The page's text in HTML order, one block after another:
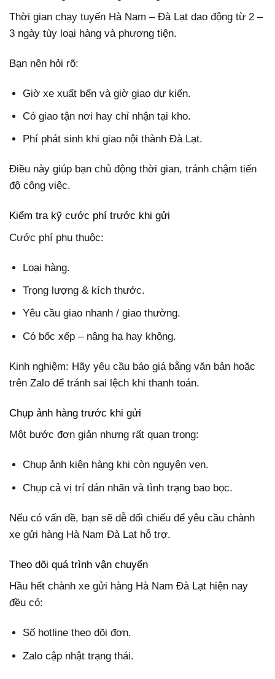
Thời gian chạy tuyến Hà Nam – Đà Lạt dao động từ 2 –
3 ngày tùy loại hàng và phương tiện.
Bạn nên hỏi rõ:
Giờ xe xuất bến và giờ giao dự kiến.
Có giao tận nơi hay chỉ nhận tại kho.
Phí phát sinh khi giao nội thành Đà Lạt.
Điều này giúp bạn chủ động thời gian, tránh chậm tiến
độ công việc.
Kiểm tra kỹ cước phí trước khi gửi
Cước phí phụ thuộc:
Loại hàng.
Trọng lượng & kích thước.
Yêu cầu giao nhanh / giao thường.
Có bốc xếp – nâng hạ hay không.
Kinh nghiệm: Hãy yêu cầu báo giá bằng văn bản hoặc
trên Zalo để tránh sai lệch khi thanh toán.
Chụp ảnh hàng trước khi gửi
Một bước đơn giản nhưng rất quan trọng:
Chụp ảnh kiện hàng khi còn nguyên vẹn.
Chụp cả vị trí dán nhãn và tình trạng bao bọc.
Nếu có vấn đề, bạn sẽ dễ đối chiếu để yêu cầu chành
xe gửi hàng Hà Nam Đà Lạt hỗ trợ.
Theo dõi quá trình vận chuyển
Hầu hết chành xe gửi hàng Hà Nam Đà Lạt hiện nay
đều có:
Số hotline theo dõi đơn.
Zalo cập nhật trạng thái.